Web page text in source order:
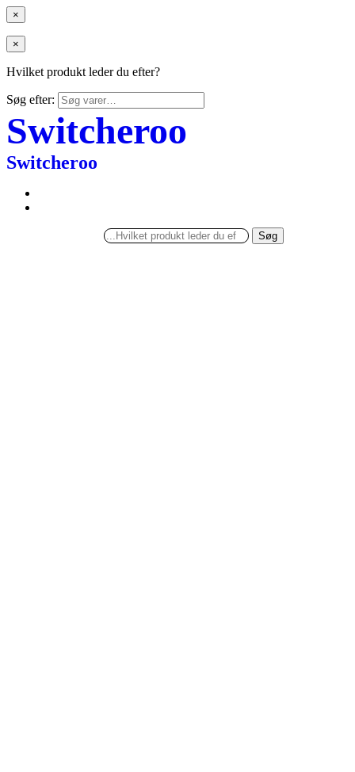
×
×
Hvilket produkt leder du efter?
Søg efter:
Switcheroo
Switcheroo
Søg